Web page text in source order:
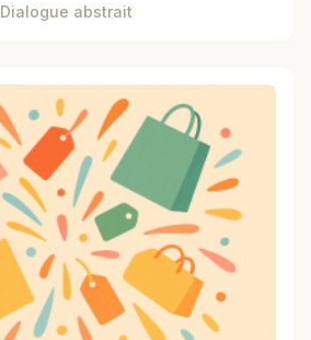
Dialogue abstrait